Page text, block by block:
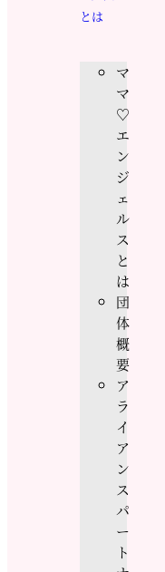
とは
マ
マ
♡
エ
ン
ジ
ェ
ル
ス
と
は
団
体
概
要
ア
ラ
イ
ア
ン
ス
パ
ー
ト